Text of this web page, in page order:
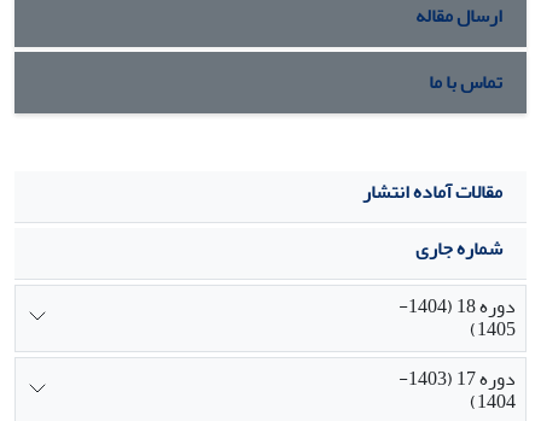
ارسال مقاله
تماس با ما
مقالات آماده انتشار
شماره جاری
دوره 18 (1404-
1405)
دوره 17 (1403-
1404)